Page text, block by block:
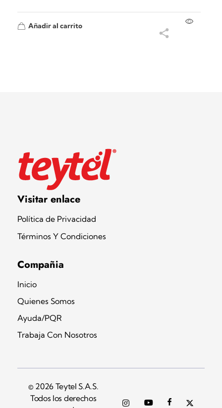
Añadir al carrito
Teytel S.A.S
Teytel - Distribuidor autorizado de claro
Visitar enlace
Política de Privacidad
Términos Y Condiciones
Compañia
Inicio
Quienes Somos
Ayuda/PQR
Trabaja Con Nosotros
© 2026 Teytel S.A.S.
Todos los derechos